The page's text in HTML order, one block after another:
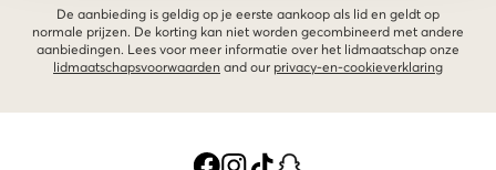
De aanbieding is geldig op je eerste aankoop als lid en geldt op
normale prijzen. De korting kan niet worden gecombineerd met andere
aanbiedingen. Lees voor meer informatie over het lidmaatschap onze
lidmaatschapsvoorwaarden and our privacy-en-cookieverklaring